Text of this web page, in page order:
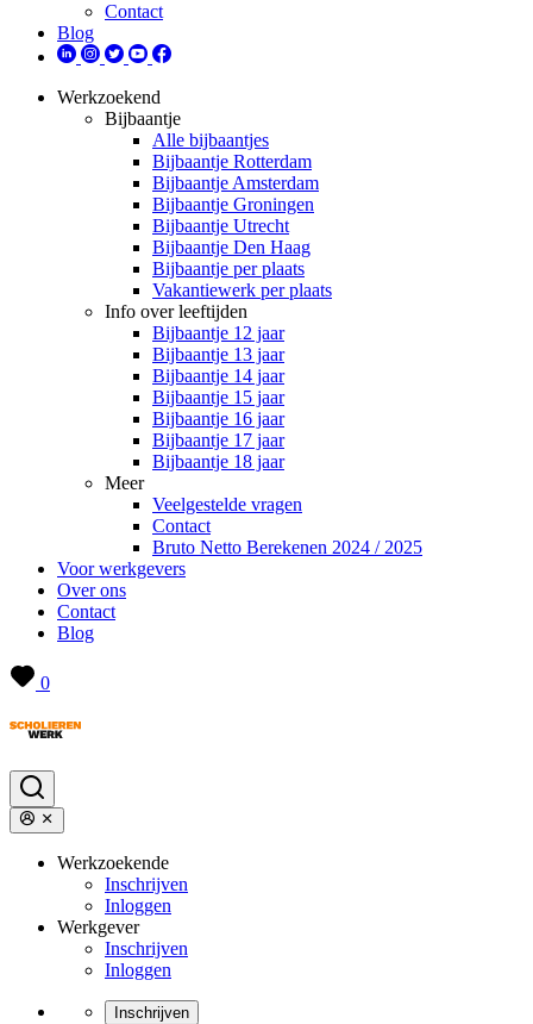
Contact
Blog
Werkzoekend
Bijbaantje
Alle bijbaantjes
Bijbaantje Rotterdam
Bijbaantje Amsterdam
Bijbaantje Groningen
Bijbaantje Utrecht
Bijbaantje Den Haag
Bijbaantje per plaats
Vakantiewerk per plaats
Info over leeftijden
Bijbaantje 12 jaar
Bijbaantje 13 jaar
Bijbaantje 14 jaar
Bijbaantje 15 jaar
Bijbaantje 16 jaar
Bijbaantje 17 jaar
Bijbaantje 18 jaar
Meer
Veelgestelde vragen
Contact
Bruto Netto Berekenen 2024 / 2025
Voor werkgevers
Over ons
Contact
Blog
0
Werkzoekende
Inschrijven
Inloggen
Werkgever
Inschrijven
Inloggen
Inschrijven